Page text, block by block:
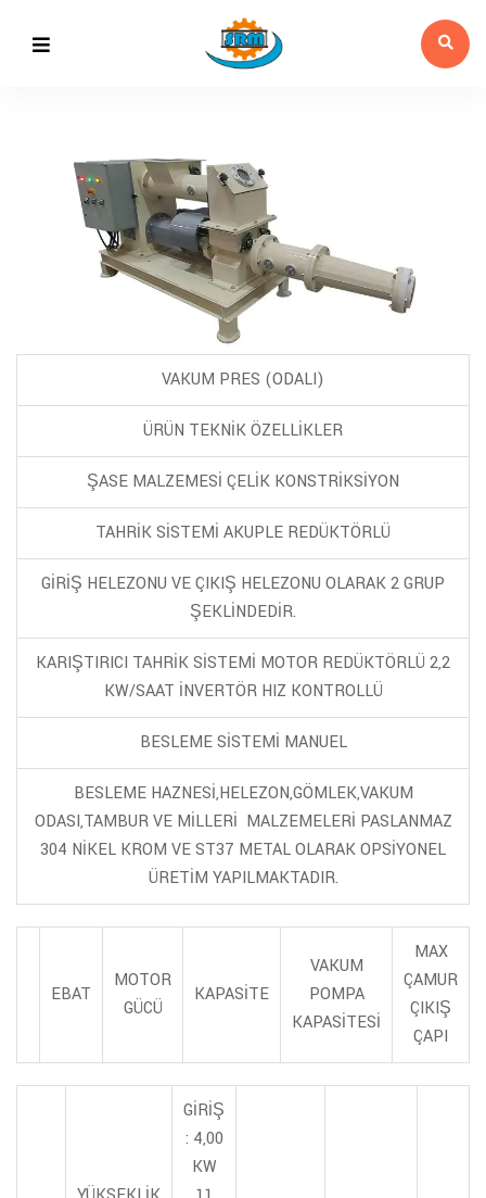
VAKUM PRES (ODALI)
ÜRÜN TEKNİK ÖZELLİKLER
ŞASE MALZEMESİ ÇELİK KONSTRİKSİYON
TAHRİK SİSTEMİ AKUPLE REDÜKTÖRLÜ
GİRİŞ HELEZONU VE ÇIKIŞ HELEZONU OLARAK 2 GRUP
ŞEKLİNDEDİR.
KARIŞTIRICI TAHRİK SİSTEMİ MOTOR REDÜKTÖRLÜ 2,2
KW/SAAT İNVERTÖR HIZ KONTROLLÜ
BESLEME SİSTEMİ MANUEL
BESLEME HAZNESİ,HELEZON,GÖMLEK,VAKUM
ODASI,TAMBUR VE MİLLERİ MALZEMELERİ PASLANMAZ
304 NİKEL KROM VE ST37 METAL OLARAK OPSİYONEL
ÜRETİM YAPILMAKTADIR.
EBAT
MOTOR
GÜCÜ
KAPASİTE
VAKUM
POMPA
KAPASİTESİ
MAX
ÇAMUR
ÇIKIŞ
ÇAPI
GİRİŞ
: 4,00
KW